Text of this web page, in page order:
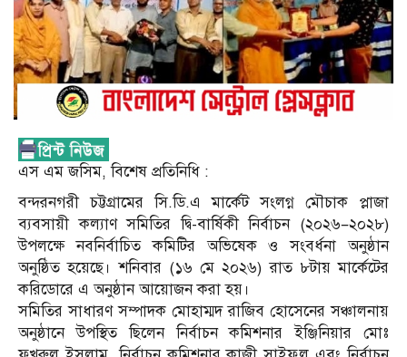
এস এম জসিম, বিশেষ প্রতিনিধি :
বন্দরনগরী চট্টগ্রামের সি.ডি.এ মার্কেট সংলগ্ন মৌচাক প্লাজা
ব্যবসায়ী কল্যাণ সমিতির দ্বি-বার্ষিকী নির্বাচন (২০২৬–২০২৮)
উপলক্ষে নবনির্বাচিত কমিটির অভিষেক ও সংবর্ধনা অনুষ্ঠান
অনুষ্ঠিত হয়েছে। শনিবার (১৬ মে ২০২৬) রাত ৮টায় মার্কেটের
করিডোরে এ অনুষ্ঠান আয়োজন করা হয়।
সমিতির সাধারণ সম্পাদক মোহাম্মদ রাজিব হোসেনের সঞ্চালনায়
অনুষ্ঠানে উপস্থিত ছিলেন নির্বাচন কমিশনার ইঞ্জিনিয়ার মোঃ